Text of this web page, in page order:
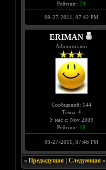
Рейтинг: 79
09-27-2011, 07:42 PM
ERIMAN
Administrator
Сообщений: 144
Темы: 4
У нас с: Nov 2009
Рейтинг: 18
09-27-2011, 07:46 PM
« Предыдущая| Следующая»